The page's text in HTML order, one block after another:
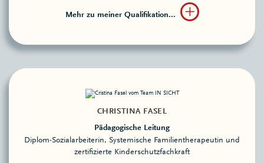
Mehr zu meiner Qualifikation...
CHRISTINA FASEL
Pädagogische Leitung
Diplom-Sozialarbeiterin, Systemische Familientherapeutin und
zertifizierte Kinderschutzfachkraft